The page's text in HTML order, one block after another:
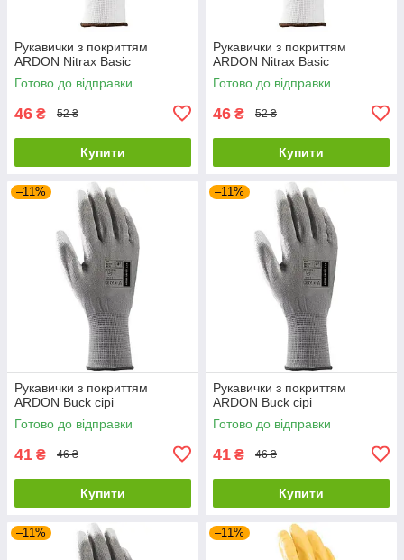
Рукавички з покриттям
ARDON Nitrax Basic
Готово до відправки
46 ₴ 52 ₴
Купити
Рукавички з покриттям
ARDON Nitrax Basic
Готово до відправки
46 ₴ 52 ₴
Купити
–11%
Рукавички з покриттям
ARDON Buck сірі
Готово до відправки
41 ₴ 46 ₴
Купити
–11%
Рукавички з покриттям
ARDON Buck сірі
Готово до відправки
41 ₴ 46 ₴
Купити
–11% –11%